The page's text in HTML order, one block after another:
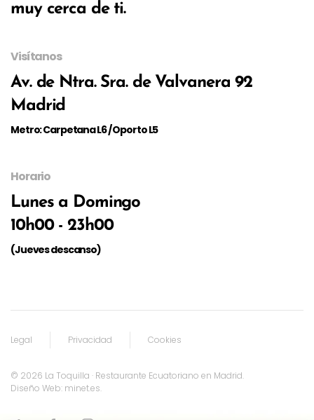
muy cerca de ti.
Visítanos
Av. de Ntra. Sra. de Valvanera 92
Madrid
Metro: Carpetana L6 / Oporto L5
Horario
Lunes a Domingo
10h00 - 23h00
(Jueves descanso)
Legal Privacidad Cookies
© 2026 La Toquilla · Restaurante Ecuatoriano en Madrid.
Diseño Web: minet.es.